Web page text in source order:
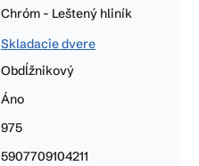
Chróm - Leštený hliník
Skladacie dvere
Obdĺžnikový
Áno
975
5907709104211